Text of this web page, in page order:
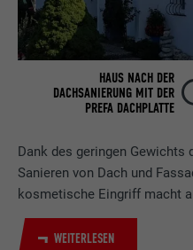
Dank des geringen Gewichts
Sanieren von Dach und
kosmetische Eingriff macht
WEITERLESEN
HAUS NACH DER
DACHSANIERUNG MIT DER
PREFA DACHPLATTE
Zweck
LinkedIn für
Anbieter LinkedIn
Laufzeit 2 Jahre